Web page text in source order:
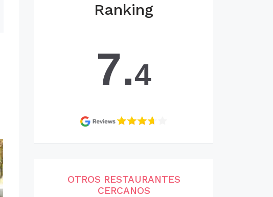
Ranking
7.4
OTROS RESTAURANTES
CERCANOS